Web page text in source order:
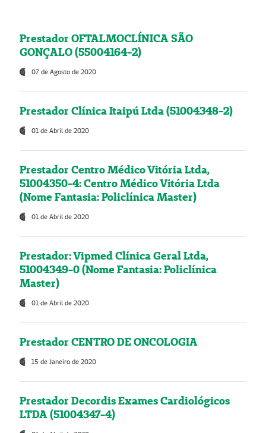
Prestador OFTALMOCLÍNICA SÃO
GONÇALO (55004164-2)
07 de Agosto de 2020
Prestador Clínica Itaipú Ltda (51004348-2)
01 de Abril de 2020
Prestador Centro Médico Vitória Ltda,
51004350-4: Centro Médico Vitória Ltda
(Nome Fantasia: Policlínica Master)
01 de Abril de 2020
Prestador: Vipmed Clínica Geral Ltda,
51004349-0 (Nome Fantasia: Policlínica
Master)
01 de Abril de 2020
Prestador CENTRO DE ONCOLOGIA
15 de Janeiro de 2020
Prestador Decordis Exames Cardiológicos
LTDA (51004347-4)